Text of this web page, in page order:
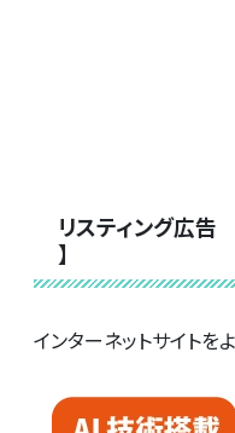
リスティング広
】
インターネットサイト